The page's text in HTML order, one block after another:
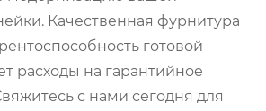
Качественная фурнитура
готовой
расходы на гарантийное
с нами сегодня для